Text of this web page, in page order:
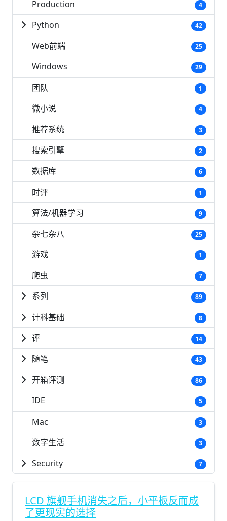
Production 4
Python 42
Web前端 25
Windows 29
团队 1
微小说 4
推荐系统 3
搜索引擎 2
数据库 6
时评 1
算法/机器学习 9
杂七杂八 25
游戏 1
爬虫 7
系列 89
计科基础 8
评 14
随笔 43
开箱评测 86
IDE 5
Mac 3
数字生活 3
Security 7
LCD 旗舰手机消失之后，小平板反而成
了更现实的选择